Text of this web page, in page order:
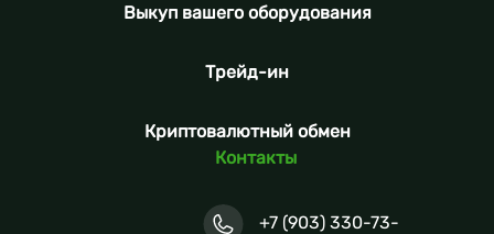
Выкуп вашего оборудования
Трейд-ин
Криптовалютный обмен
Контакты
+7 (903) 330-73-